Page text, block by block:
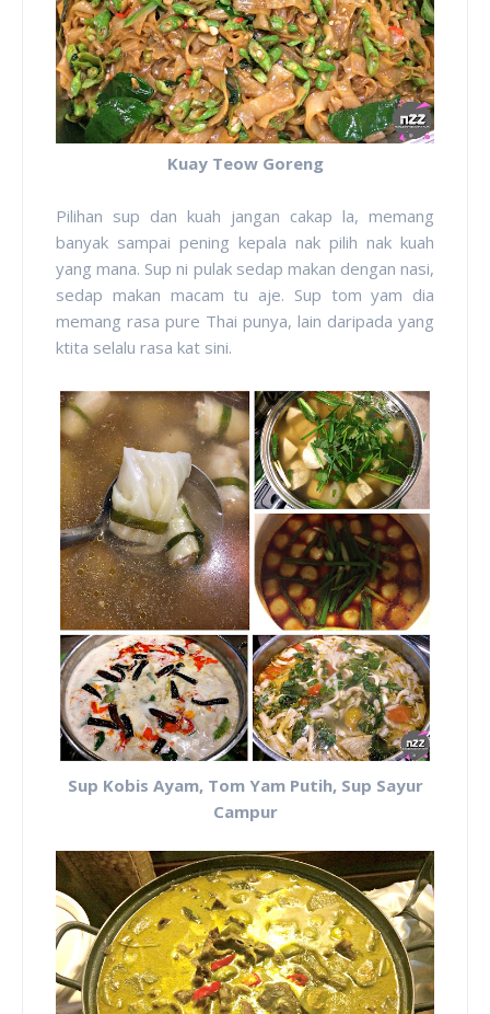
Kuay Teow Goreng
Pilihan sup dan kuah jangan cakap la, memang
banyak sampai pening kepala nak pilih nak kuah
yang mana. Sup ni pulak sedap makan dengan nasi,
sedap makan macam tu aje. Sup tom yam dia
memang rasa pure Thai punya, lain daripada yang
ktita selalu rasa kat sini.
Sup Kobis Ayam, Tom Yam Putih, Sup Sayur
Campur